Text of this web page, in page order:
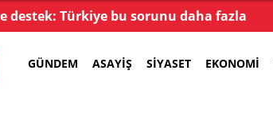
destek: Türkiye bu sorunu daha fazla
taşımamalı
GÜNDEM ASAYIŞ SIYASET EKONOMI